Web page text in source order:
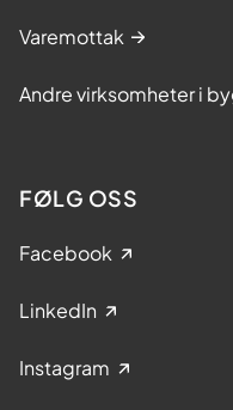
Varemottak
Andre virksomheter i
FØLG OSS
Facebook
LinkedIn
Instagram